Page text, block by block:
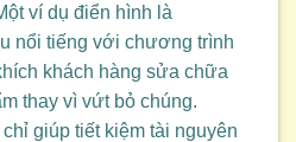
ví dụ điển hình là
nổi tiếng với chương trình
khách hàng sửa chữa
thay vì vứt bỏ chúng.
giúp tiết kiệm tài nguyên